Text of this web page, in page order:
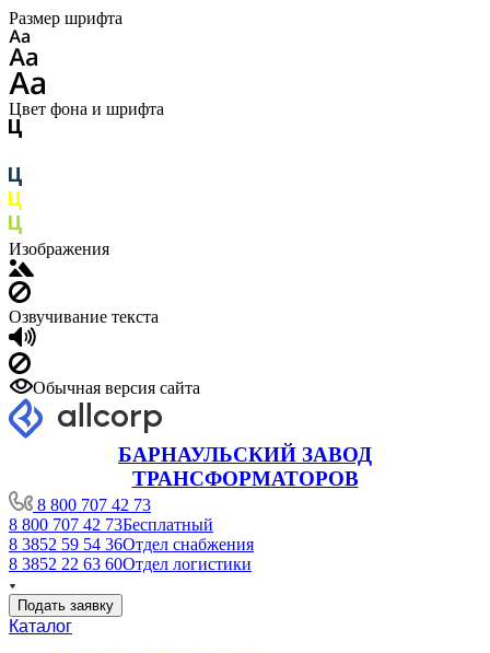
Размер шрифта
Цвет фона и шрифта
Изображения
Озвучивание текста
Обычная версия сайта
БАРНАУЛЬСКИЙ ЗАВОД
ТРАНСФОРМАТОРОВ
8 800 707 42 73
8 800 707 42 73Бесплатный
8 3852 59 54 36Отдел снабжения
8 3852 22 63 60Отдел логистики
Подать заявку
Каталог